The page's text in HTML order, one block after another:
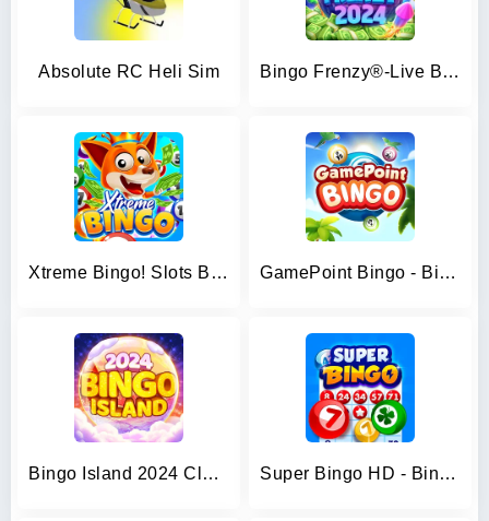
Absolute RC Heli Sim Bingo Frenzy®-Live Bingo Games
Xtreme Bingo! Slots Bingo Game GamePoint Bingo - Bingo games
Bingo Island 2024 Club Bingo Super Bingo HD - Bingo Games